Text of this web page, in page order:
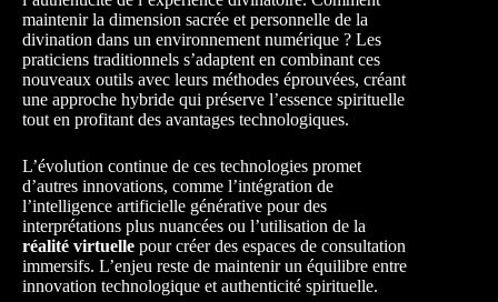
maintenir la dimension sacrée et personnelle de la
divination dans un environnement numérique ? Les
praticiens traditionnels s’adaptent en combinant ces
nouveaux outils avec leurs méthodes éprouvées, créant
une approche hybride qui préserve l’essence spirituelle
tout en profitant des avantages technologiques.
L’évolution continue de ces technologies promet
d’autres innovations, comme l’intégration de
l’intelligence artificielle générative pour des
interprétations plus nuancées ou l’utilisation de la
réalité virtuelle pour créer des espaces de consultation
immersifs. L’enjeu reste de maintenir un équilibre entre
innovation technologique et authenticité spirituelle.